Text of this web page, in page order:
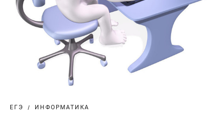
ЕГЭ ИНФОРМАТИКА